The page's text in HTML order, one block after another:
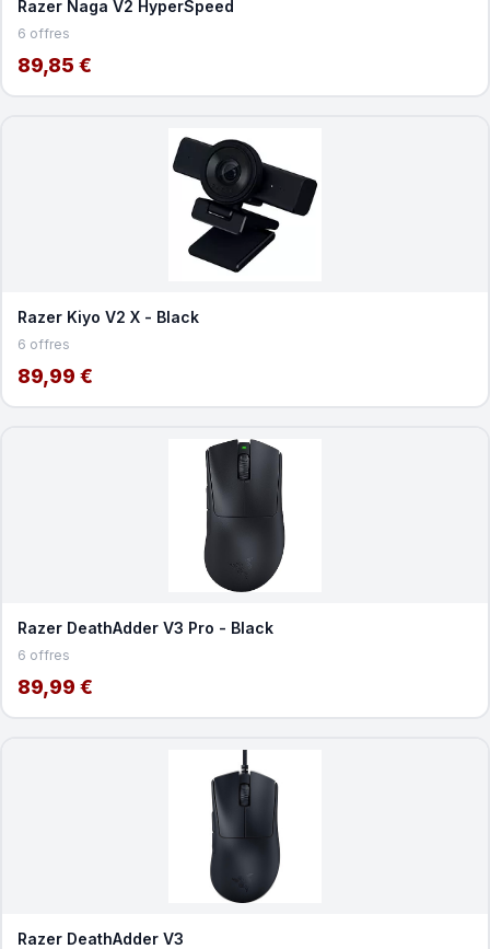
Razer Naga V2 HyperSpeed
6 offres
89,85 €
Razer Kiyo V2 X - Black
6 offres
89,99 €
Razer DeathAdder V3 Pro - Black
6 offres
89,99 €
Razer DeathAdder V3